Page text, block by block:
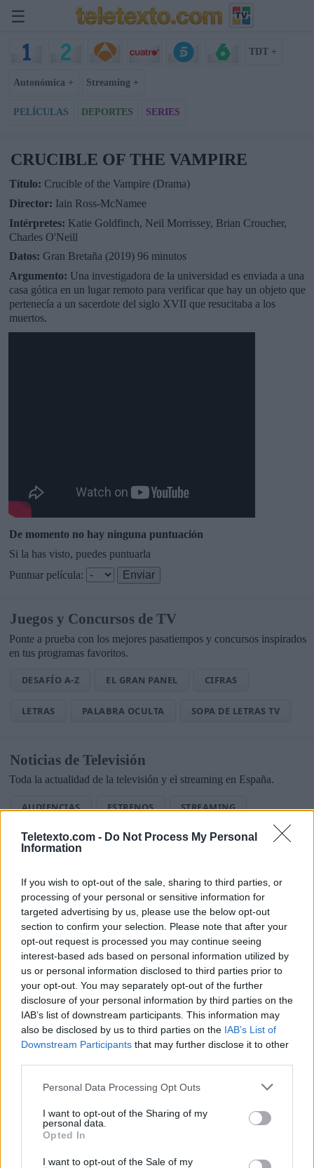
Teletexto.com - Do Not Process My Personal
Information
If you wish to opt-out of the sale, sharing to third parties, or
processing of your personal or sensitive information for
targeted advertising by us, please use the below opt-out
section to confirm your selection. Please note that after your
opt-out request is processed you may continue seeing
interest-based ads based on personal information utilized by
us or personal information disclosed to third parties prior to
your opt-out. You may separately opt-out of the further
disclosure of your personal information by third parties on the
IAB’s list of downstream participants. This information may
also be disclosed by us to third parties on the IAB’s List of
Downstream Participants that may further disclose it to other
Personal Data Processing Opt Outs
I want to opt-out of the Sharing of my
personal data.
Opted In
I want to opt-out of the Sale of my
☰
TDT +
Autonómica + Streaming +
PELÍCULAS DEPORTES SERIES
CRUCIBLE OF THE VAMPIRE
Título: Crucible of the Vampire (Drama)
Director: Iain Ross-McNamee
Intérpretes: Katie Goldfinch, Neil Morrissey, Brian Croucher,
Charles O'Neill
Datos: Gran Bretaña (2019) 96 minutos
Argumento: Una investigadora de la universidad es enviada a una
casa gótica en un lugar remoto para verificar que hay un objeto que
pertenecía a un sacerdote del siglo XVII que resucitaba a los
muertos.
De momento no hay ninguna puntuación
Si la has visto, puedes puntuarla
Puntuar película:
Juegos y Concursos de TV
Ponte a prueba con los mejores pasatiempos y concursos inspirados
en tus programas favoritos.
DESAFÍO A-Z EL GRAN PANEL CIFRAS
LETRAS PALABRA OCULTA SOPA DE LETRAS TV
Noticias de Televisión
Toda la actualidad de la televisión y el streaming en España.
AUDIENCIAS ESTRENOS STREAMING
GENTE TV CONCURSOS REALITIES
Ver perfil
@teletextopuntocom Ver perfil
Añadir un comentario ...
en Streaming ⚽🍿🏀
El deporte no ocurre solo en el campo! ⚽🏈🏀
Descubre las series y docuseries más adictivas del
streaming que te mantendrán pegado a la
¡Guarda esta colección para tu próximo